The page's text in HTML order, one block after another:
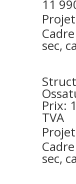
11
sec,
Prix:
TVA
sec,